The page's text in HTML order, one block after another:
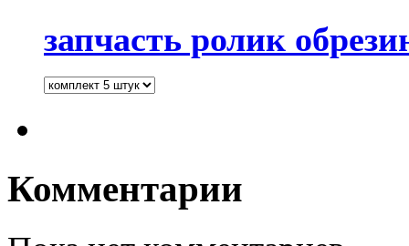
запчасть ролик
Комментарии